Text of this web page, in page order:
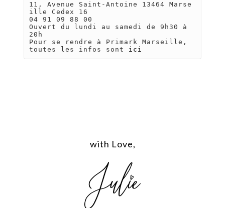
11, Avenue Saint-Antoine 13464 Marse
ille Cedex 16
04 91 09 88 00
Ouvert du lundi au samedi de 9h30 à
20h
Pour se rendre à Primark Marseille,
toutes les infos sont ici
with Love,